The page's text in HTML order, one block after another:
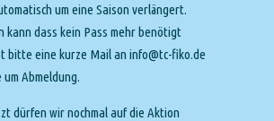
um eine Saison verlängert.
kann dass kein Pass mehr benötigt
bitte eine kurze Mail an info@tc-fiko.de
Abmeldung.
dürfen wir nochmal auf die Aktion